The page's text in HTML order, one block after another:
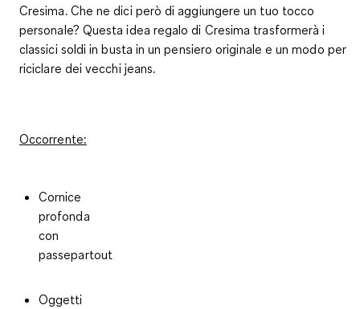
Cresima. Che ne dici però di aggiungere un tuo tocco
personale? Questa idea regalo di Cresima trasformerà i
classici soldi in busta in un pensiero originale e un modo per
riciclare dei vecchi jeans.
Occorrente:
Cornice
profonda
con
passepartout
Oggetti